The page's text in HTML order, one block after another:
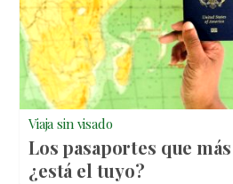
Viaja sin visado
Los pasaportes que
¿está el tuyo?